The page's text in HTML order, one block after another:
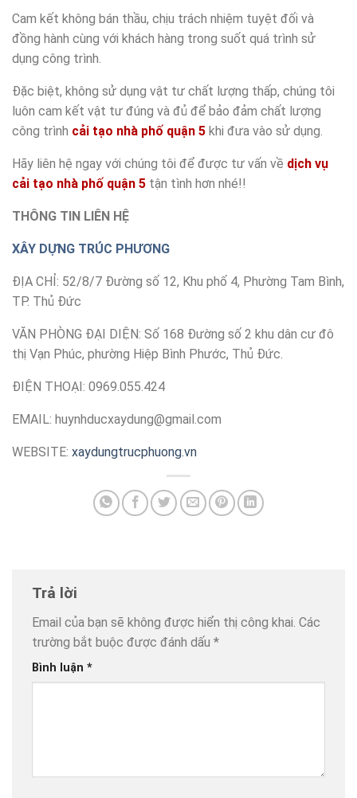
Cam kết không bán thầu, chịu trách nhiệm tuyệt đối và
đồng hành cùng với khách hàng trong suốt quá trình sử
dụng công trình.
Đặc biệt, không sử dụng vật tư chất lượng thấp, chúng tôi
luôn cam kết vật tư đúng và đủ để bảo đảm chất lượng
công trình cải tạo nhà phố quận 5 khi đưa vào sử dụng.
Hãy liên hệ ngay với chúng tôi để được tư vấn về dịch vụ
cải tạo nhà phố quận 5 tận tình hơn nhé!!
THÔNG TIN LIÊN HỆ
XÂY DỰNG TRÚC PHƯƠNG
ĐỊA CHỈ: 52/8/7 Đường số 12, Khu phố 4, Phường Tam Bình,
TP. Thủ Đức
VĂN PHÒNG ĐẠI DIỆN: Số 168 Đường số 2 khu dân cư đô
thị Vạn Phúc, phường Hiệp Bình Phước, Thủ Đức.
ĐIỆN THOẠI: 0969.055.424
EMAIL: huynhducxaydung@gmail.com
WEBSITE: xaydungtrucphuong.vn
Trả lời
Email của bạn sẽ không được hiển thị công khai. Các
trường bắt buộc được đánh dấu *
Bình luận *